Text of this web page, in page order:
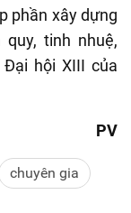
phần xây dựng
quy, tinh nhuệ,
hội XIII của
PV
chuyên gia